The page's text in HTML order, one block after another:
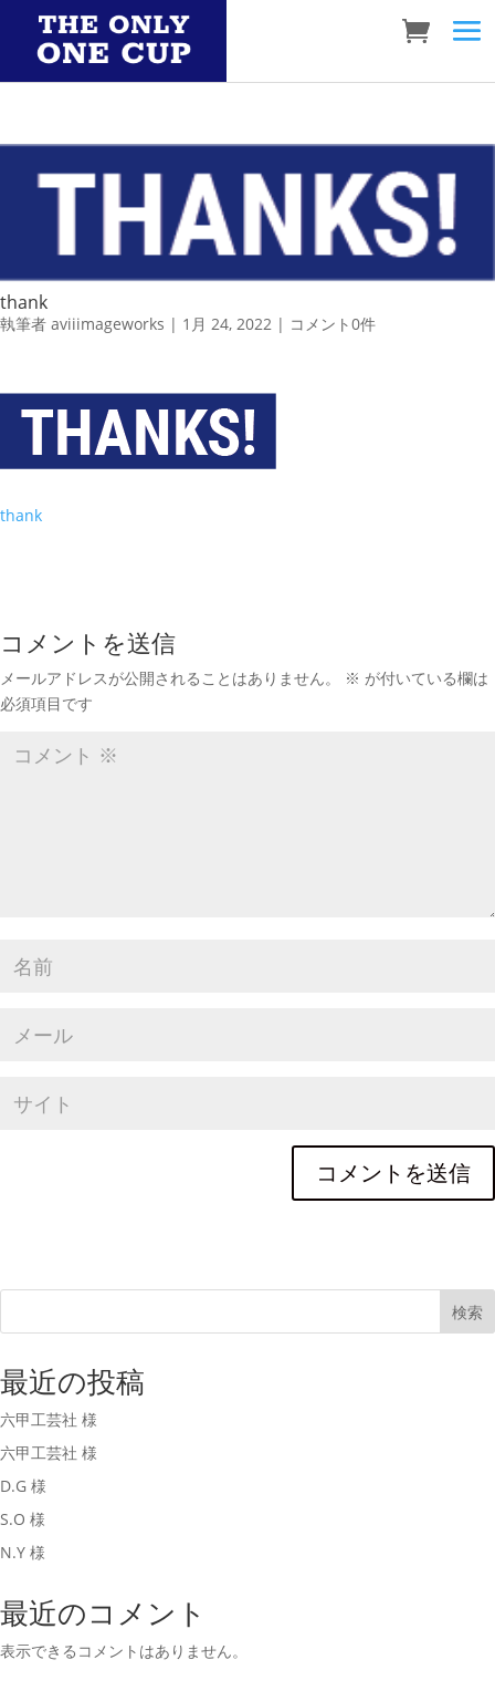
thank
執筆者 aviiimageworks | 1月 24, 2022 | コメント0件
thank
コメントを送信
メールアドレスが公開されることはありません。 ※ が付いている欄は
必須項目です
検索
最近の投稿
六甲工芸社 様
六甲工芸社 様
D.G 様
S.O 様
N.Y 様
最近のコメント
表示できるコメントはありません。